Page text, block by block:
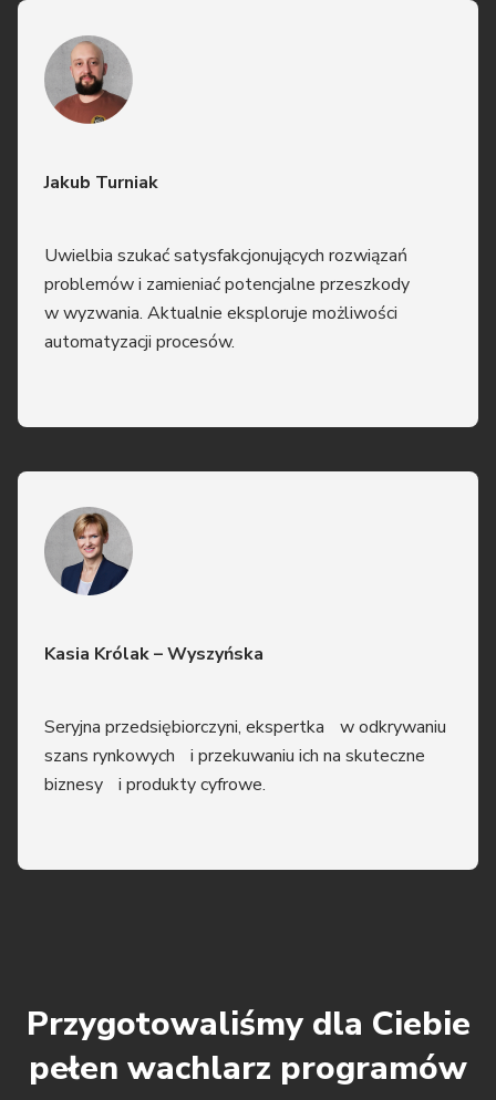
Jakub Turniak
Uwielbia szukać satysfakcjonujących rozwiązań
problemów i zamieniać potencjalne przeszkody
w wyzwania. Aktualnie eksploruje możliwości
automatyzacji procesów.
Kasia Królak – Wyszyńska
Seryjna przedsiębiorczyni, ekspertka w odkrywaniu
szans rynkowych i przekuwaniu ich na skuteczne
biznesy i produkty cyfrowe.
Przygotowaliśmy dla Ciebie
pełen wachlarz programów